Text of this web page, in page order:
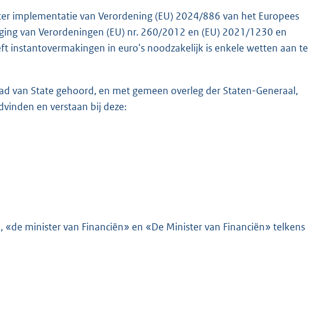
implementatie van Verordening (EU) 2024/886 van het Europees
van Verordeningen (EU) nr. 260/2012 en (EU) 2021/1230 en
instantovermakingen in euro's noodzakelijk is enkele wetten aan te
van State gehoord, en met gemeen overleg der Staten-Generaal,
en verstaan bij deze:
minister van Financiën» en «De Minister van Financiën» telkens